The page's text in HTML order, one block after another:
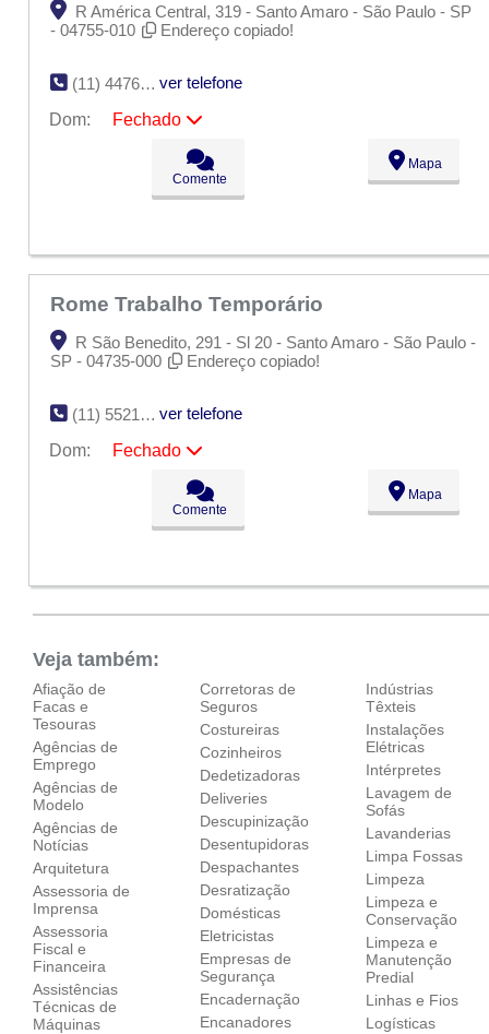
R América Central, 319 - Santo Amaro - São Paulo - SP
- 04755-010
Endereço copiado!
(11) 4476-1177
ver telefone
Dom:
Fechado
09:00 - 18:00
09:00 - 18:00
09:00 - 18:00
Comente
Mapa
Rome Trabalho Temporário
R São Benedito, 291 - Sl 20 - Santo Amaro - São Paulo -
SP - 04735-000
Endereço copiado!
(11) 5521-6630
ver telefone
Dom:
Fechado
09:00 - 18:00
09:00 - 18:00
09:00 - 18:00
Comente
Mapa
Veja também:
Afiação de
Facas e
Tesouras
Agências de
Emprego
Agências de
Modelo
Agências de
Notícias
Arquitetura
Assessoria de
Imprensa
Assessoria
Fiscal e
Financeira
Assistências
Técnicas de
Máquinas
Corretoras de
Seguros
Costureiras
Cozinheiros
Dedetizadoras
Deliveries
Descupinização
Desentupidoras
Despachantes
Desratização
Domésticas
Eletricistas
Empresas de
Segurança
Encadernação
Encanadores
Indústrias
Têxteis
Instalações
Elétricas
Intérpretes
Lavagem de
Sofás
Lavanderias
Limpa Fossas
Limpeza
Limpeza e
Conservação
Limpeza e
Manutenção
Predial
Linhas e Fios
Logísticas